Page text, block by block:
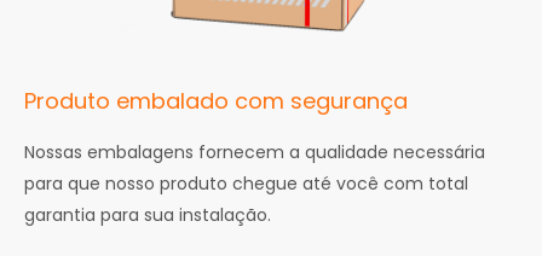
Produto embalado com segurança
Nossas embalagens fornecem a qualidade necessária
para que nosso produto chegue até você com total
garantia para sua instalação.